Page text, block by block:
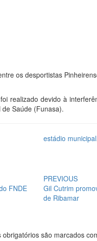
os desportistas
realizado devido à
Saúde (Funasa).
estádio municipal
FNDE
PREVIOUS
Gil Cutrim
de Ribamar
obrigatórios são marcados